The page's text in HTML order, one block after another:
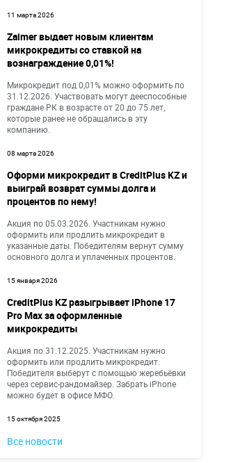
11 марта 2026
Zaimer выдает новым клиентам
микрокредиты со ставкой на
вознаграждение 0,01%!
Микрокредит под 0,01% можно оформить по
31.12.2026. Участвовать могут дееспособные
граждане РК в возрасте от 20 до 75 лет,
которые ранее не обращались в эту
компанию.
08 марта 2026
Оформи микрокредит в CreditPlus KZ и
выиграй возврат суммы долга и
процентов по нему!
Акция по 05.03.2026. Участникам нужно
оформить или продлить микрокредит в
указанные даты. Победителям вернут сумму
основного долга и уплаченных процентов.
15 января 2026
CreditPlus KZ разыгрывает iPhone 17
Pro Max за оформленные
микрокредиты
Акция по 31.12.2025. Участникам нужно
оформить или продлить микрокредит.
Победителя выберут с помощью жеребьёвки
через сервис-рандомайзер. Забрать iPhone
можно будет в офисе МФО.
15 октября 2025
Все новости